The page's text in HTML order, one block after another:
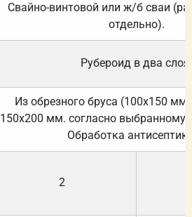
Свайно-винтовой или ж/б сваи
отдельно).
Рубероид в два слоя.
Из обрезного бруса (100х150
150х200 мм. согласно выбранному
Обработка
2